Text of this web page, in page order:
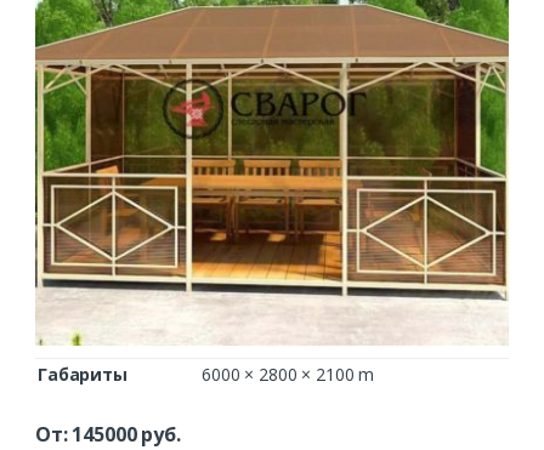
Габариты 6000 × 2800 × 2100 m
От:145000руб.